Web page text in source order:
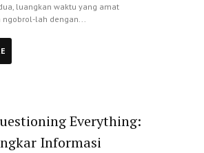
luangkan waktu yang amat
lah dengan...
Everything:
Informasi